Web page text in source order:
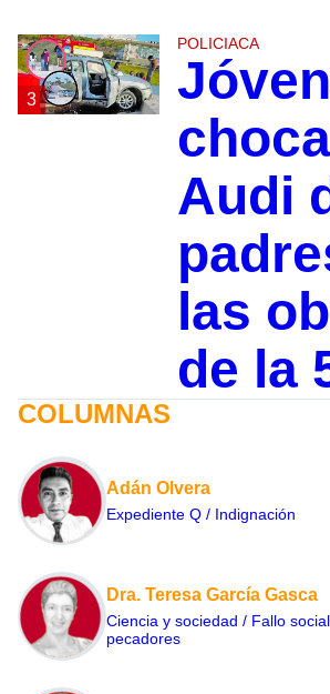
3
POLICIACA
Audi
las
de la
COLUMNAS
Adán Olvera
Expediente Q / Indignación
Dra. Teresa García Gasca
Ciencia y sociedad / Fallo
pecadores